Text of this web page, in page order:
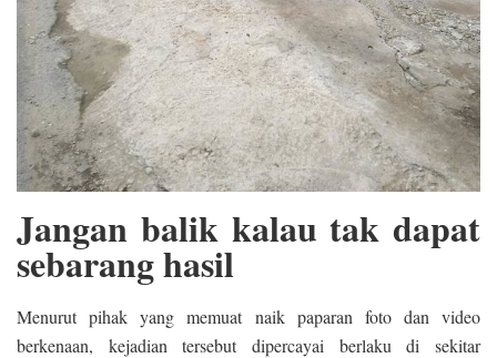
Jangan balik kalau tak dapat
sebarang hasil
Menurut pihak yang memuat naik paparan foto dan video
berkenaan, kejadian tersebut dipercayai berlaku di sekitar